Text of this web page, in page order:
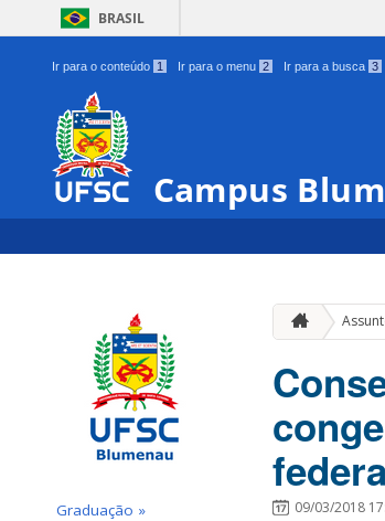
BRASIL
Ir para o conteúdo 1 Ir para o menu 2 Ir para a busca 3
Campus
Graduação »
09/03/2018